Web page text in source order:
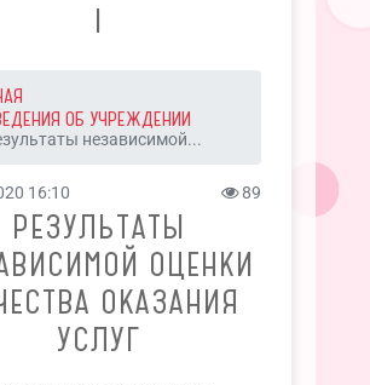
I
ОБ УЧРЕЖДЕНИИ
независимой...
16:10 89
РЕЗУЛЬТАТЫ
ОЦЕНКИ
ОКАЗАНИЯ
УСЛУГ